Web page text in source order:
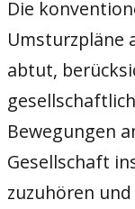
Die
Umsturzpläne
abtut,
Bewegungen
Gesellschaft
zuzuhören